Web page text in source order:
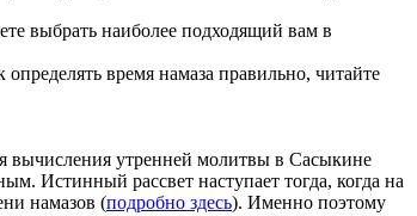
наиболее подходящий вам в
время намаза правильно, читайте
вычисления утренней молитвы в Сасыкине
Истинный рассвет наступает тогда, когда на
намазов (подробно здесь). Именно поэтому